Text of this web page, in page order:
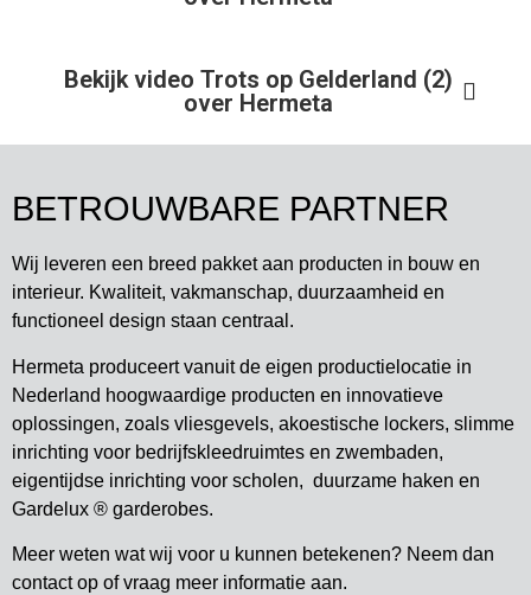
Bekijk video Trots op Gelderland (2)
over Hermeta
BETROUWBARE PARTNER
Wij leveren een breed pakket aan producten in bouw en
interieur. Kwaliteit, vakmanschap, duurzaamheid en
functioneel design staan centraal.
Hermeta produceert vanuit de eigen productielocatie in
Nederland hoogwaardige producten en innovatieve
oplossingen, zoals vliesgevels, akoestische lockers, slimme
inrichting voor bedrijfskleedruimtes en zwembaden,
eigentijdse inrichting voor scholen, duurzame haken en
Gardelux ® garderobes.
Meer weten wat wij voor u kunnen betekenen? Neem dan
contact op of vraag meer informatie aan.